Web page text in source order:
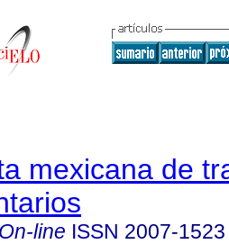
mexicana de
line ISSN 2007-1523